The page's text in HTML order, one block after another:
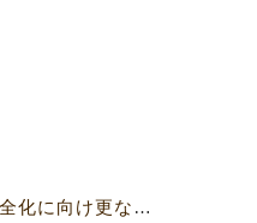
【4613号】財政健全化に向け更なる改革必要 第六回予算決算委員会